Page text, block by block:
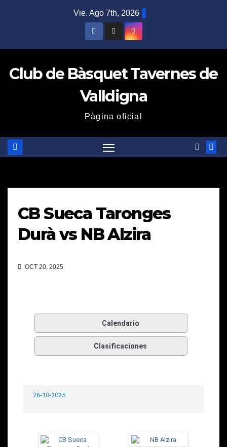
Vie. Ago 7th, 2026
Club de Bàsquet Tavernes de
Valldigna
Pàgina oficial
CB Sueca Taronges
Durà vs NB Alzira
OCT 20, 2025
Calendario
Clasificaciones
26-10-2025